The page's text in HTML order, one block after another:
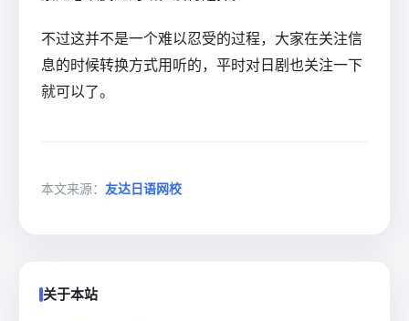
不过这并不是一个难以忍受的过程，大家在关注信
息的时候转换方式用听的，平时对日剧也关注一下
就可以了。
本文来源： 友达日语网校
关于本站